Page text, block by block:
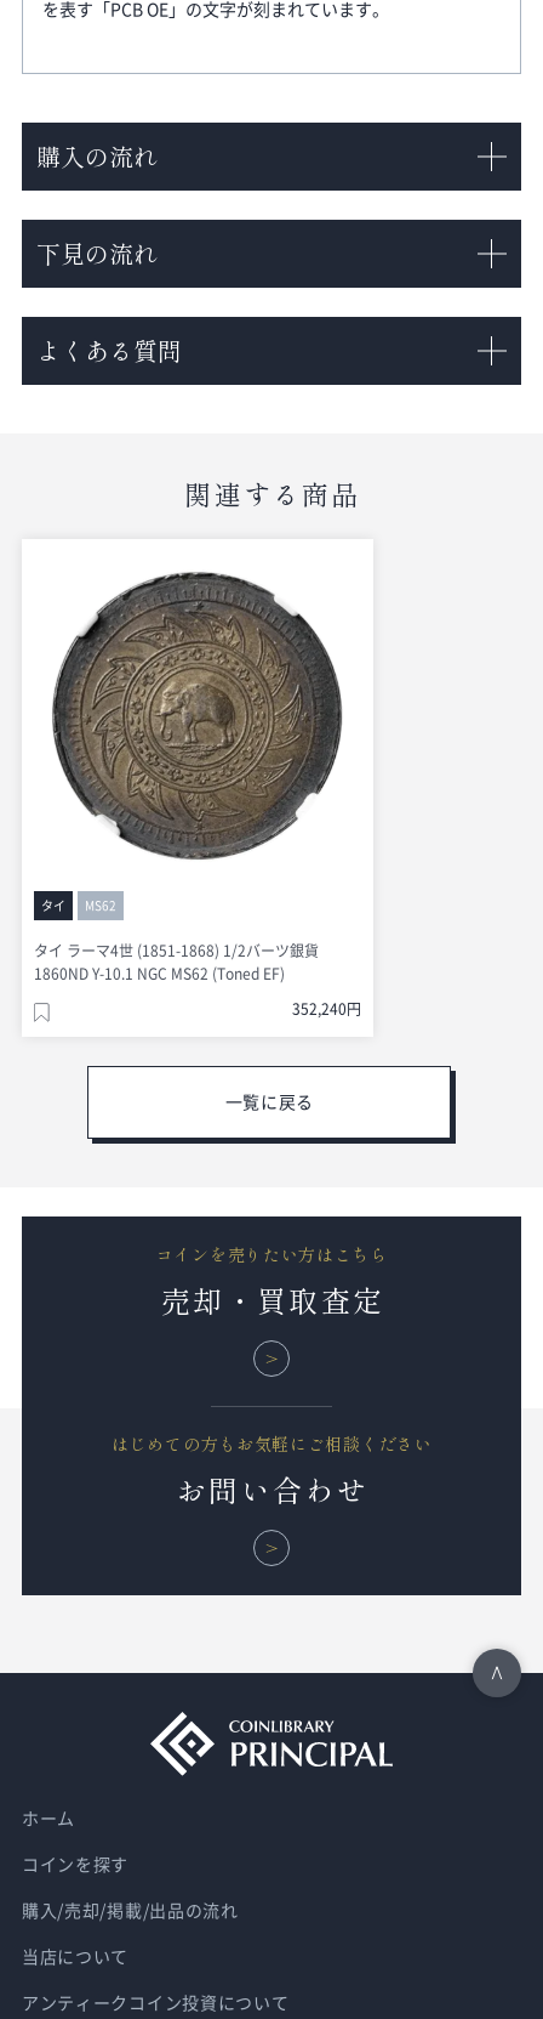
を表す「PCB OE」の文字が刻まれています。
購入の流れ
下見の流れ
よくある質問
関連する商品
タイ MS62
タイ ラーマ4世 (1851-1868) 1/2バーツ銀貨
1860ND Y-10.1 NGC MS62 (Toned EF)
352,240円
一覧に戻る
コインを売りたい方はこちら
売却・買取査定
はじめての方もお気軽にご相談ください
お問い合わせ
ホーム
コインを探す
購入/売却/掲載/出品の流れ
当店について
アンティークコイン投資について